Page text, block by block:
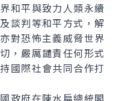
和平與致力人類永續
談判等和平方式，解
對恐怖主義威脅世界
，嚴厲譴責任何形式
國際社會共同合作打
府在陳水扁總統閣